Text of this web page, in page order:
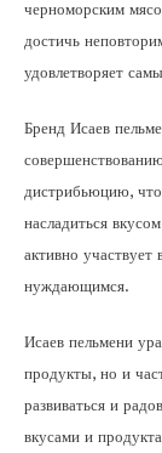
черноморским
достичь
удовлетворяет
Бренд Исаев
дистрибьюцию,
насладиться
активно участвует
нуждающимся.
Исаев пельмени
продукты, но и
развиваться и
вкусами и